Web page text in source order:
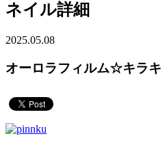
ネイル詳細
2025.05.08
オーロラフィルム☆キラ